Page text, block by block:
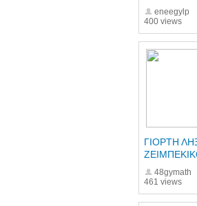
400 views
eneegylp
461 views
ΓΙΟΡΤΗ
48gymath